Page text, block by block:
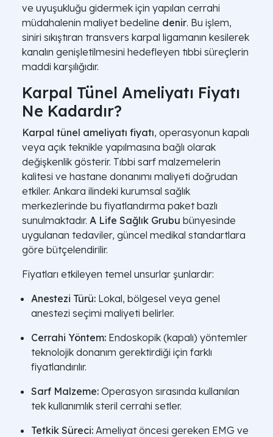
ve uyuşukluğu gidermek için yapılan cerrahi
müdahalenin maliyet bedeline denir. Bu işlem,
siniri sıkıştıran transvers karpal ligamanın kesilerek
kanalın genişletilmesini hedefleyen tıbbi süreçlerin
maddi karşılığıdır.
Karpal Tünel Ameliyatı Fiyatı
Ne Kadardır?
Karpal tünel ameliyatı fiyatı, operasyonun kapalı
veya açık teknikle yapılmasına bağlı olarak
değişkenlik gösterir. Tıbbi sarf malzemelerin
kalitesi ve hastane donanımı maliyeti doğrudan
etkiler. Ankara ilindeki kurumsal sağlık
merkezlerinde bu fiyatlandırma paket bazlı
sunulmaktadır. A Life Sağlık Grubu bünyesinde
uygulanan tedaviler, güncel medikal standartlara
göre bütçelendirilir.
Fiyatları etkileyen temel unsurlar şunlardır:
Anestezi Türü: Lokal, bölgesel veya genel
anestezi seçimi maliyeti belirler.
Cerrahi Yöntem: Endoskopik (kapalı) yöntemler
teknolojik donanım gerektirdiği için farklı
fiyatlandırılır.
Sarf Malzeme: Operasyon sırasında kullanılan
tek kullanımlık steril cerrahi setler.
Tetkik Süreci: Ameliyat öncesi gereken EMG ve